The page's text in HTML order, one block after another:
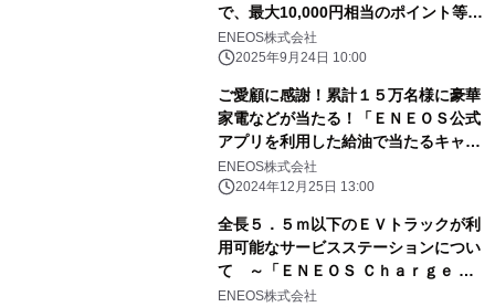
で、最大10,000円相当のポイント等が
抽選で当たるキャンペーン実施～
ENEOS株式会社
2025年9月24日 10:00
ご愛顧に感謝！累計１５万名様に豪華
家電などが当たる！「ＥＮＥＯＳ公式
アプリを利用した給油で当たるキャン
ペーン」実施
ENEOS株式会社
2024年12月25日 13:00
全長５．５ｍ以下のＥＶトラックが利
用可能なサービスステーションについ
て ～「ＥＮＥＯＳ Ｃｈａｒｇｅ Ｐ
ｌｕｓ」がＥＶトラックの経路充電ニ
ENEOS株式会社